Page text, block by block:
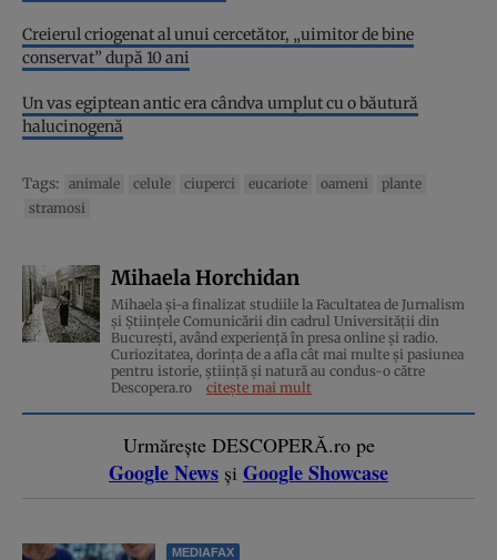
Creierul criogenat al unui cercetător, „uimitor de bine
conservat” după 10 ani
Un vas egiptean antic era cândva umplut cu o băutură
halucinogenă
Tags: animale celule ciuperci eucariote oameni
plante
stramosi
Mihaela Horchidan
Mihaela și-a finalizat studiile la Facultatea de Jurnalism
și Științele Comunicării din cadrul Universității din
București, având experiență în presa online și radio.
Curiozitatea, dorința de a afla cât mai multe și pasiunea
pentru istorie, ştiinţă şi natură au condus-o către
Descopera.ro
citește mai mult
Urmărește DESCOPERĂ.ro pe
Google News și Google Showcase
MEDIAFAX